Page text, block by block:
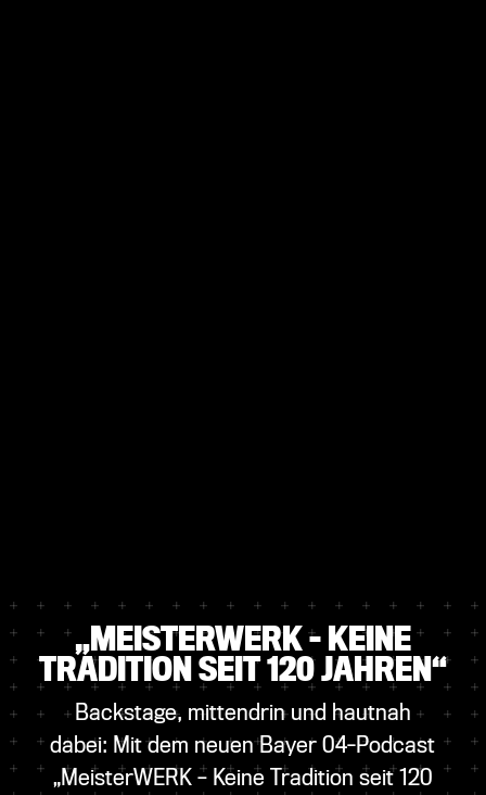
„MEISTERWERK – KEINE
TRADITION SEIT 120 JAHREN“
Backstage, mittendrin und hautnah
dabei: Mit dem neuen Bayer 04-Podcast
„MeisterWERK – Keine Tradition seit 120